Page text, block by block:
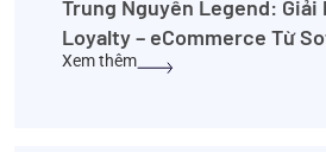
Trung Nguyên Legend: Giải
Loyalty – eCommerce Từ
Xem thêm